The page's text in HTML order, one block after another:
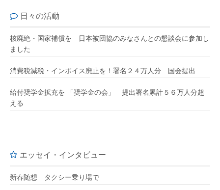
日々の活動
核廃絶・国家補償を 日本被団協のみなさんとの懇談会に参加し
ました
消費税減税・インボイス廃止を！署名２４万人分 国会提出
給付奨学金拡充を 「奨学金の会」 提出署名累計５６万人分超
える
エッセイ・インタビュー
新春随想 タクシー乗り場で